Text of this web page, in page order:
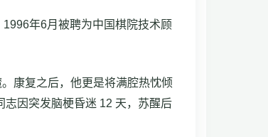
年6月被聘为中国棋院技术顾
康复之后，他更是将满腔热忱倾
因突发脑梗昏迷 12 天，苏醒后